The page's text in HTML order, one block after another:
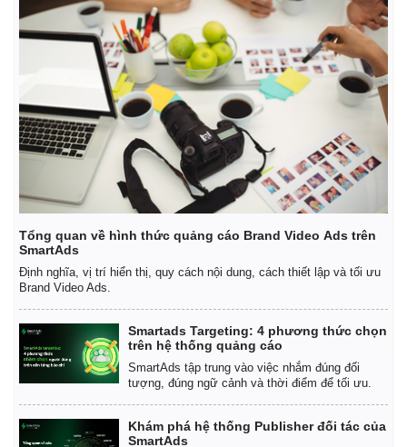
Tỷ giá
Chứng khoán
Giá cà phê
Tổng quan về hình thức quảng cáo Brand Video Ads trên
SmartAds
Định nghĩa, vị trí hiển thị, quy cách nội dung, cách thiết lập và tối ưu
Brand Video Ads.
Smartads Targeting: 4 phương thức chọn
trên hệ thống quảng cáo
SmartAds tập trung vào việc nhắm đúng đối
tượng, đúng ngữ cảnh và thời điểm để tối ưu.
Khám phá hệ thống Publisher đối tác của
SmartAds